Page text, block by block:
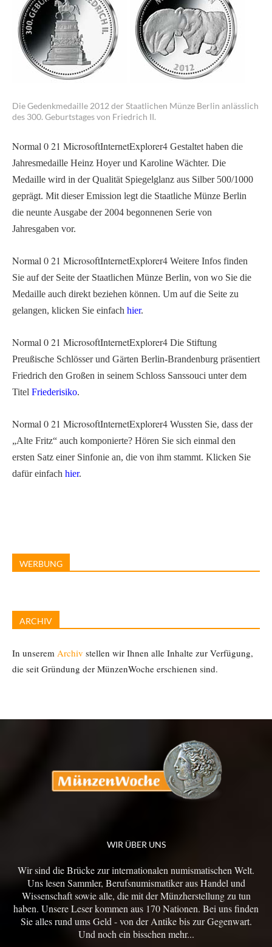
Die Gedenkmedaille 2012 der Staatlichen Münze Berlin anlässlich
des 300. Geburtstages von Friedrich II.
Normal 021 MicrosoftInternetExplorer4 Gestaltet haben die
Jahresmedaille Heinz Hoyer und Karoline Wächter. Die
Medaille wird in der Qualität Spiegelglanz aus Silber 500/1000
geprägt. Mit dieser Emission legt die Staatliche Münze Berlin
die neunte Ausgabe der 2004 begonnenen Serie von
Jahresgaben vor.
Normal 021 MicrosoftInternetExplorer4 Weitere Infos finden
Sie auf der Seite der Staatlichen Münze Berlin, von wo Sie die
Medaille auch direkt beziehen können. Um auf die Seite zu
gelangen, klicken Sie einfach hier.
Normal 021 MicrosoftInternetExplorer4 Die Stiftung
Preußische Schlösser und Gärten Berlin-Brandenburg präsentiert
Friedrich den Großen in seinem Schloss Sanssouci unter dem
Titel Friederisiko.
Normal 021 MicrosoftInternetExplorer4 Wussten Sie, dass der
„Alte Fritz“ auch komponierte? Hören Sie sich einmal den
ersten Satz einer Sinfonie an, die von ihm stammt. Klicken Sie
dafür einfach hier.
WERBUNG
ARCHIV
In unserem Archiv stellen wir Ihnen alle Inhalte zur Verfügung,
die seit Gründung der MünzenWoche erschienen sind.
WIR ÜBER UNS
Wir sind die Brücke zur internationalen numismatischen Welt.
Uns lesen Sammler, Berufsnumismatiker aus Handel und
Wissenschaft sowie alle, die mit der Münzherstellung zu tun
haben. Unsere Leser kommen aus 170 Nationen. Bei uns finden
Sie alles rund ums Geld - von der Antike bis zur Gegenwart.
Und noch ein bisschen mehr...